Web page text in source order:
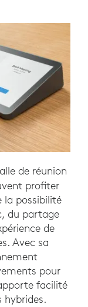
de réunion
profiter
la possibilité
du partage
de
Avec sa
pour
facilité